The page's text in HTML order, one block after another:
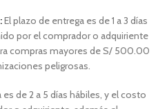
El plazo de entrega es de 1 a 3 días
por el comprador o adquiriente
compras mayores de S/ 500.00
peligrosas.
es de 2 a 5 días hábiles, y el costo